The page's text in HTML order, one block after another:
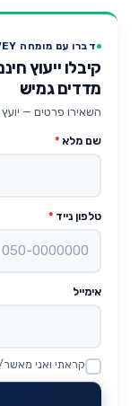
דברו עם מומחה SAVEY
קיבלו ייעוץ
מדדים גמיש
השאירו פרטים — יועץ
שם מלא *
טלפון נייד *
אימייל
Website
קראתי ואני